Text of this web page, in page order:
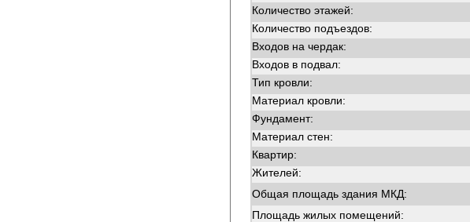
Количество этажей:
Количество подъездов:
Входов на чердак:
Входов в подвал:
Тип кровли:
Материал кровли:
Фундамент:
Материал стен:
Квартир:
Жителей:
Общая площадь здания МКД:
Площадь жилых помещений: